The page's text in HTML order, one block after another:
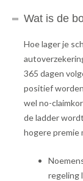
Wat is de
Hoe lager je
365 dagen
positief
wel no-
de ladder
hogere premie
regeling